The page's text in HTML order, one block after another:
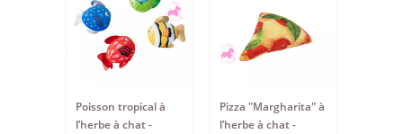
Poisson tropical à
l’herbe à chat -
Pizza "Margharita" à
l’herbe à chat -